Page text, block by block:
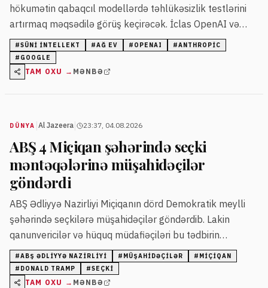
hökumətin qabaqcıl modellərdə təhlükəsizlik testlərini
artırmaq məqsədilə görüş keçirəcək. İclas OpenAI və
Anthropic şirkətlərinin modellərində baş vermiş
kibertəhlükəsizlik hadisələrindən sonra təşkil olunur.
#SÜNI INTELLEKT #AĞ EV # OPENAI #ANTHROPIC
# GOOGLE
TAM OXU → MƏNBƏ
DÜNYA Al Jazeera 23:37, 04.08.2026
ABŞ 4 Miçiqan şəhərində seçki
məntəqələrinə müşahidəçilər
göndərdi
ABŞ Ədliyyə Nazirliyi Miçiqanın dörd Demokratik meylli
şəhərində seçkilərə müşahidəçilər göndərdib. Lakin
qanunvericilər və hüquq müdafiəçiləri bu tədbirin
partiyalar üçün istifadə edilə biləcəyindən narahatdır.
#ABŞ ƏDLIYYƏ NAZIRLIYI # MÜŞAHIDƏÇILƏR # MIÇIQAN
# DONALD TRAMP #SEÇKI
TAM OXU → MƏNBƏ